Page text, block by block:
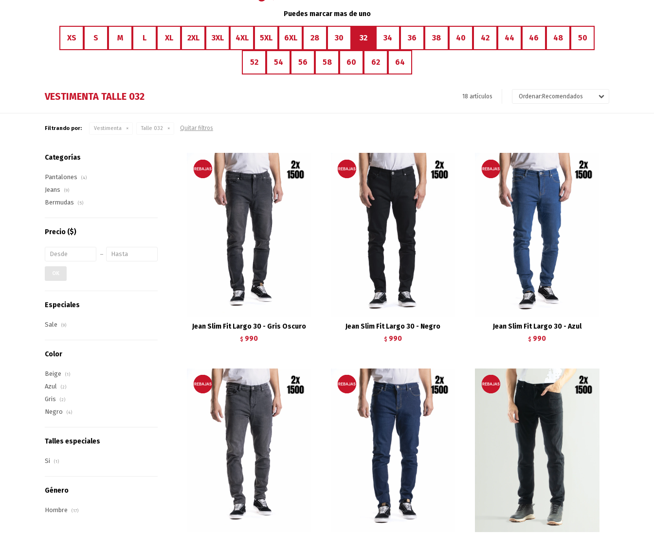
Puedes marcar mas de uno
XS S M L XL 2XL 3XL 4XL 5XL 6XL 28 30 32 34 36 38 40 42 44 46 48 50
52 54 56 58 60 62 64
VESTIMENTA TALLE 032 18 artículos Recomendados
Filtrando por: Vestimenta Talle 032 Quitar filtros
Jean Slim Fit Largo 30 - Gris Oscuro
$ 990
Jean Slim Fit Largo 30 - Negro
$ 990
Jean Slim Fit Largo 30 - Azul
$ 990
Categorías
Pantalones (4)
Jeans (9)
Bermudas (5)
Precio ($)
OK
Especiales
Sale (9)
Color
Beige (1)
Azul (2)
Gris (2)
Negro (4)
Talles especiales
Si (1)
Género
Hombre (17)